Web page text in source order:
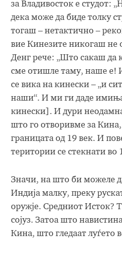
за Владивосток е студот:
дека може да биде толку
тогаш – нетактично –
вие Кинезите никогаш не
Денг рече: „Што сакаш да
сме отишле таму, наше е!
се вика на кинески – „и
наши“. И ми ги даде
кинески]. И дури
што го отворивме за Кина,
границата од 19 век. И
територии се стекнати во
Значи, на што би можеле
Индија малку, преку
оружје. Средниот Исток?
сојуз. Затоа што
Кина, што гледаат луѓето